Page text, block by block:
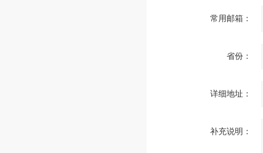
常用邮箱：
省份：
详细地址：
补充说明：